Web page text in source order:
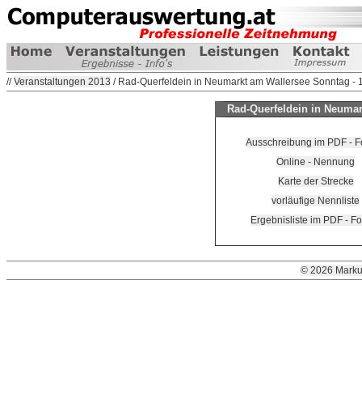
//Veranstaltungen 2013 / Rad-Querfeldein in Neumarkt am Wallersee Sonntag -
Rad-Querfeldein in
Ausschreibung im PDF -
Online - Nennung
Karte der Strecke
vorläufige Nennliste
Ergebnisliste im PDF -
© 2026